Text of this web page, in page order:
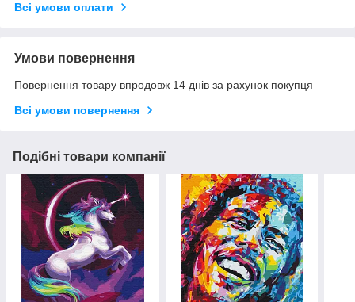
Всі умови оплати
Умови повернення
Повернення товару впродовж 14 днів за рахунок покупця
Всі умови повернення
Подібні товари компанії